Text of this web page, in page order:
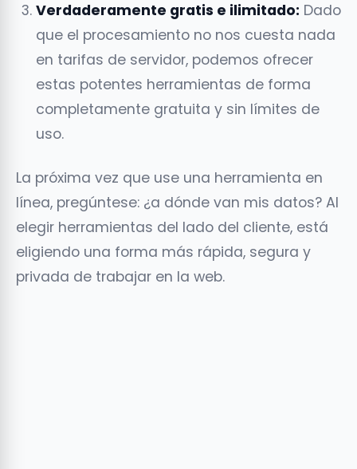
Verdaderamente gratis e ilimitado: Dado
que el procesamiento no nos cuesta nada
en tarifas de servidor, podemos ofrecer
estas potentes herramientas de forma
completamente gratuita y sin límites de
uso.
La próxima vez que use una herramienta en
línea, pregúntese: ¿a dónde van mis datos? Al
elegir herramientas del lado del cliente, está
eligiendo una forma más rápida, segura y
privada de trabajar en la web.